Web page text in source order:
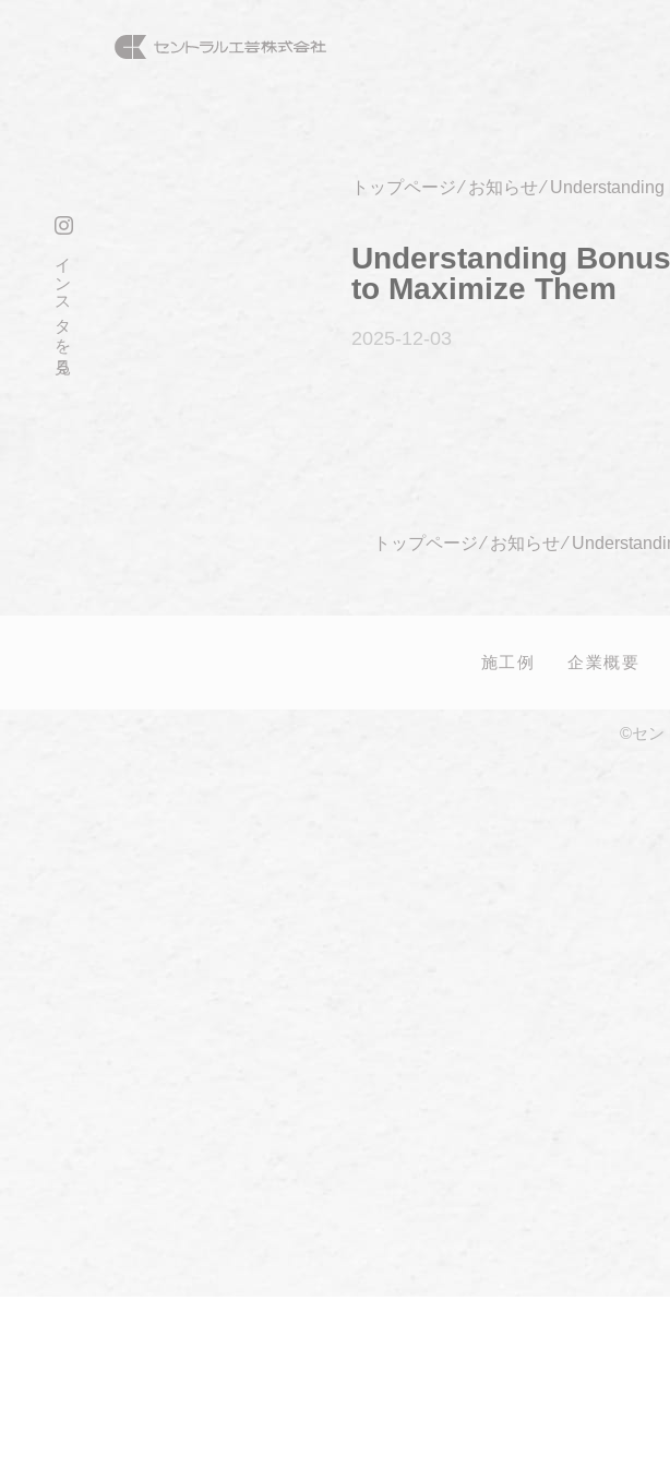
インスタを見る
トップページ⁄ お知らせ⁄Understanding
Understanding
to Maximize Them
2025-12-03
トップページ⁄ お知らせ⁄
施工例 企業概要
©セン